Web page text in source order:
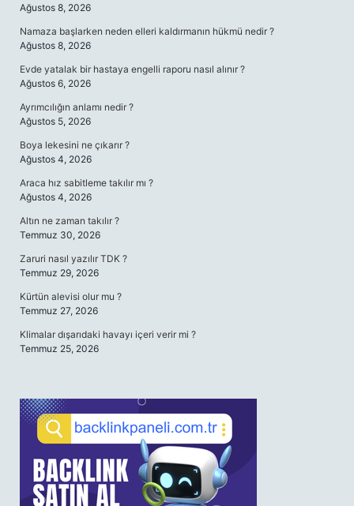
Ağustos 8, 2026
Namaza başlarken neden elleri kaldırmanın hükmü nedir ?
Ağustos 8, 2026
Evde yatalak bir hastaya engelli raporu nasıl alınır ?
Ağustos 6, 2026
Ayrımcılığın anlamı nedir ?
Ağustos 5, 2026
Boya lekesini ne çıkarır ?
Ağustos 4, 2026
Araca hız sabitleme takılır mı ?
Ağustos 4, 2026
Altın ne zaman takılır ?
Temmuz 30, 2026
Zaruri nasıl yazılır TDK ?
Temmuz 29, 2026
Kürtün alevisi olur mu ?
Temmuz 27, 2026
Klimalar dışarıdaki havayı içeri verir mi ?
Temmuz 25, 2026